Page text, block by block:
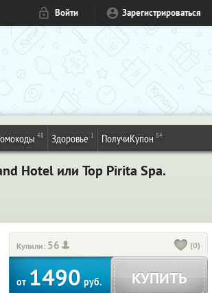
Войти Зарегистрироваться
48 Здоровье 1 ПолучиКупон 84
Hotel или Top Pirita Spa.
Купили: 56 (0)
от 1490 руб. КУПИТЬ